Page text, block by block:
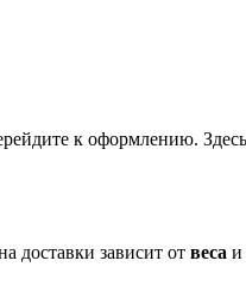
к оформлению.
доставки зависит от веса и